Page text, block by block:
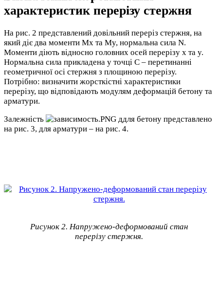
характеристик перерізу стержня
На рис. 2 представлений довільний переріз стержня, на
який діє два моменти Mx та My, нормальна сила N.
Моменти діють відносно головних осей перерізу x та y.
Нормальна сила прикладена у точці С – перетинанні
геометричної осі стержня з площиною перерізу.
Потрібно: визначити жорсткістні характеристики
перерізу, що відповідають модулям деформацій бетону та
арматури.
Залежність
ддля бетону представлено
на рис. 3, для арматури – на рис. 4.
Рисунок 2. Напружено-деформований стан
перерізу стержня.